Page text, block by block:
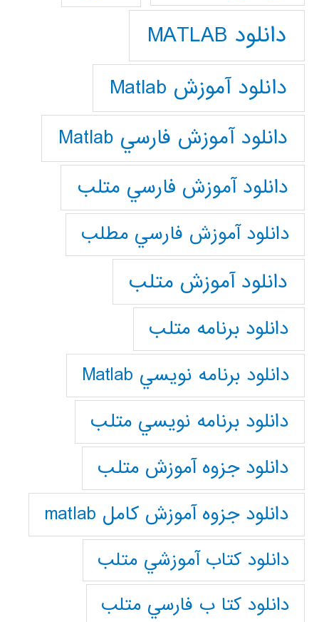
دانلود MATLAB
دانلود آموزش Matlab
دانلود آموزش فارسي Matlab
دانلود آموزش فارسي متلب
دانلود آموزش فارسي مطلب
دانلود آموزش متلب
دانلود برنامه متلب
دانلود برنامه نويسي Matlab
دانلود برنامه نويسي متلب
دانلود جزوه آموزش متلب
دانلود جزوه آموزش کامل matlab
دانلود كتاب آموزشي متلب
دانلود كتا ب فارسي متلب